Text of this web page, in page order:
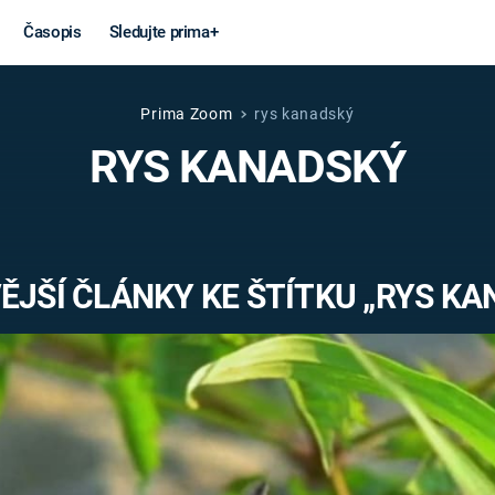
Časopis Sledujte prima+
Věda a
technika
MARS
Války
VÁLEČNÉ
Záhady a
Prima Zoom rys kanadský
RYS KANADSKÝ
ČLÁNKY KE ŠTÍTKU „RYS